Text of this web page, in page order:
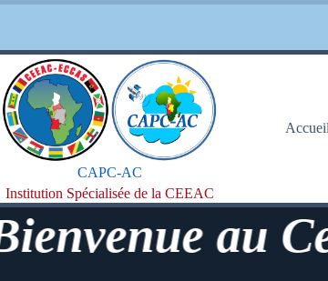
Passer
CAPC-AC
Institution Spécialisée de la CEEAC
au